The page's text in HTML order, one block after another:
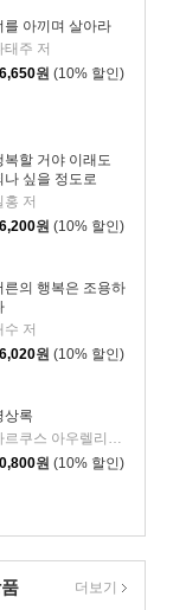
를 아끼며 살아라
태주 저
원 (10% 할인)
복할 거야 이래도
나 싶을 정도로
홍 저
원 (10% 할인)
른의 행복은 조용하
수 저
원 (10% 할인)
상록
마르쿠스 아우렐리우스 저/박문재 역
원 (10% 할인)
더보기